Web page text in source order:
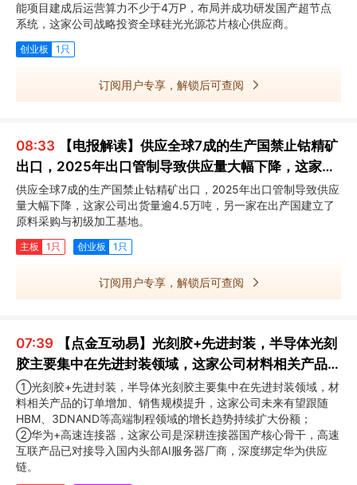
点系统
能项目建成后运营算力不少于4万P，布局并成功研发国产超节点
系统，这家公司战略投资全球硅光光源芯片核心供应商。
创业板 1只
订阅用户专享，解锁后可查阅
08:33
【电报解读】供应全球7成的生产国禁止钴精矿
出口，2025年出口管制导致供应量大幅下降，这家公
司出货量逾4.5万吨
供应全球7成的生产国禁止钴精矿出口，2025年出口管制导致供应
量大幅下降，这家公司出货量逾4.5万吨，另一家在出产国建立了
原料采购与初级加工基地。
主板 1只 创业板 1只
订阅用户专享，解锁后可查阅
07:39
【点金互动易】光刻胶+先进封装，半导体光刻
胶主要集中在先进封装领域，这家公司材料相关产品的
订单增加、销售规模提升
①光刻胶+先进封装，半导体光刻胶主要集中在先进封装领域，材
料相关产品的订单增加、销售规模提升，这家公司未来有望跟随
HBM、3DNAND等高端制程领域的增长趋势持续扩大份额；
②华为+高速连接器，这家公司是深耕连接器国产核心骨干，高速
互联产品已对接导入国内头部AI服务器厂商，深度绑定华为供应
链。